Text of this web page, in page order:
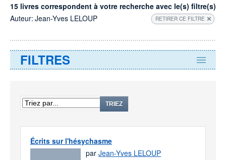
15 livres correspondent à votre recherche avec le(s) filtre(s)
Auteur: Jean-Yves LELOUP RETIRER CE FILTRE
FILTRES
TRIEZ
Écrits sur l'hésychasme
par Jean-Yves LELOUP